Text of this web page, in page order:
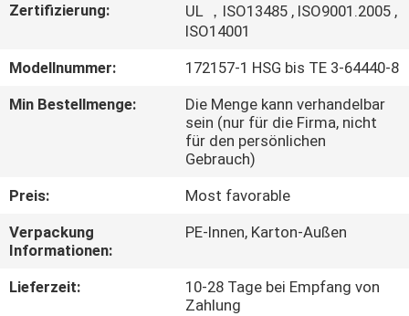
UNS
QUALITÄTSKONTROLLE
KONTAKT
MIT
UNS
Zertifizierung:
UL ，ISO13485 , ISO9001.2005 ,
ISO14001
Modellnummer:
172157-1 HSG bis TE 3-64440-8
Min Bestellmenge:
Die Menge kann verhandelbar
sein (nur für die Firma, nicht
für den persönlichen
Gebrauch)
Preis:
Most favorable
Verpackung
Informationen:
PE-Innen, Karton-Außen
Lieferzeit:
10-28 Tage bei Empfang von
Zahlung